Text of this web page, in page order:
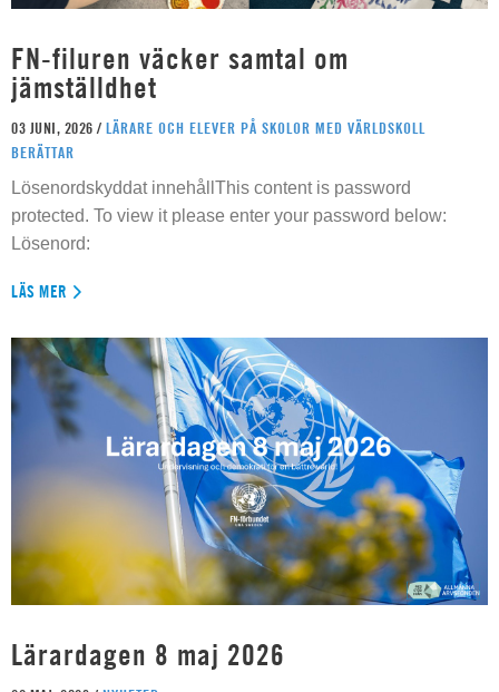
FN-filuren väcker samtal om
jämställdhet
03 JUNI, 2026 / LÄRARE OCH ELEVER PÅ SKOLOR MED VÄRLDSKOLL
BERÄTTAR
Lösenordskyddat innehållThis content is password
protected. To view it please enter your password below:
Lösenord:
LÄS MER
Lärardagen 8 maj 2026